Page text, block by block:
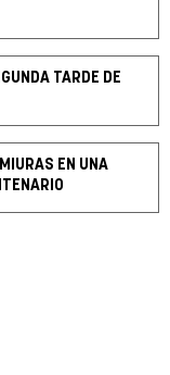
TARDE DE
EN UNA